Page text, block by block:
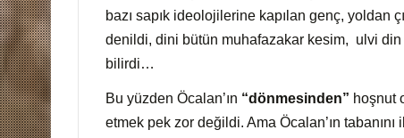
bazı sapık ideolojilerine kapılan genç, yoldan
denildi, dini bütün muhafazakar kesim, ulvi din
bilirdi…
Bu yüzden Öcalan’ın “dönmesinden” hoşnut
etmek pek zor değildi. Ama Öcalan’ın tabanını